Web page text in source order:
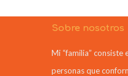
Sobre nosotros
Mi “familia” consiste
personas que